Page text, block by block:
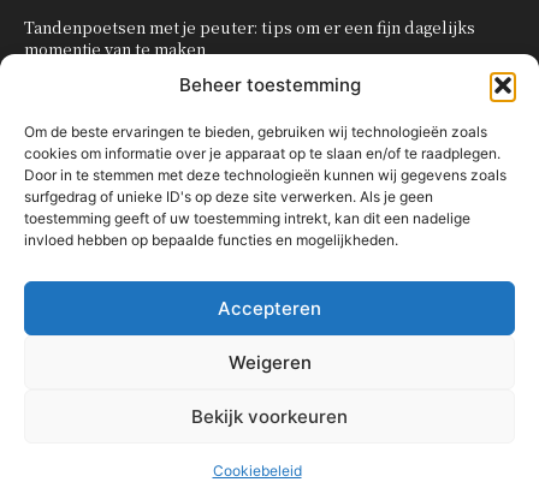
Beheer toestemming
Om de beste ervaringen te bieden, gebruiken wij technologieën zoals
cookies om informatie over je apparaat op te slaan en/of te raadplegen.
Door in te stemmen met deze technologieën kunnen wij gegevens zoals
surfgedrag of unieke ID's op deze site verwerken. Als je geen
toestemming geeft of uw toestemming intrekt, kan dit een nadelige
invloed hebben op bepaalde functies en mogelijkheden.
Accepteren
Weigeren
Bekijk voorkeuren
Cookiebeleid
Tandenpoetsen met je peuter: tips om er een fijn dagelijks
momentje van te maken
Zo organiseer je een onvergetelijk kinderfeestje
POPULAIRE CATEGORIEËN
OVERIG
KNUTSELEN MET KINDEREN
TRAKTATIES
80